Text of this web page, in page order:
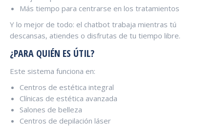
Más tiempo para centrarse en los tratamientos
Y lo mejor de todo: el chatbot trabaja mientras tú
descansas, atiendes o disfrutas de tu tiempo libre.
¿PARA QUIÉN ES ÚTIL?
Este sistema funciona en:
Centros de estética integral
Clínicas de estética avanzada
Salones de belleza
Centros de depilación láser